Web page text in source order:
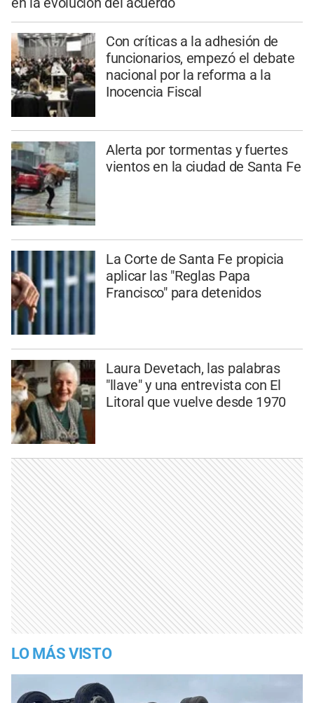
Con críticas a la adhesión de
funcionarios, empezó el debate
nacional por la reforma a la
Inocencia Fiscal
Alerta por tormentas y fuertes
vientos en la ciudad de Santa Fe
La Corte de Santa Fe propicia
aplicar las "Reglas Papa
Francisco" para detenidos
Laura Devetach, las palabras
"llave" y una entrevista con El
Litoral que vuelve desde 1970
LO MÁS VISTO